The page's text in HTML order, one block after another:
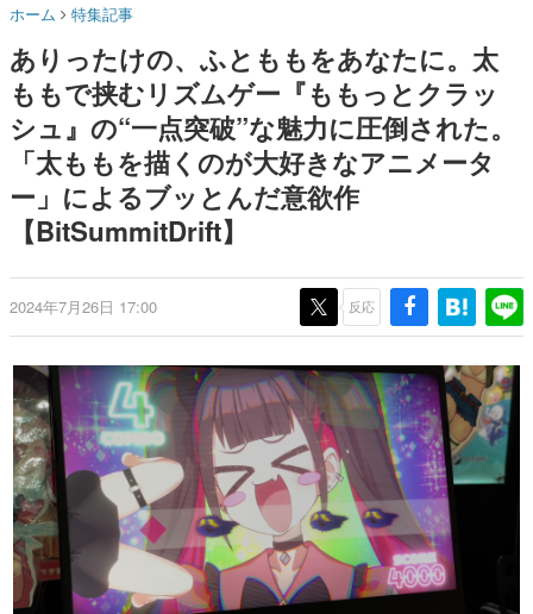
日本のコンテンツ産業やカルチャーに与えた影響を探る企
画です。
日本モバイルゲーム産業史
日本のモバイルゲーム史における主要なトピック・タイト
ルを網羅するほか、開発者へのインタビューや識者による
解説を掲載。約20年の歴史が一望できる決定版！
若ゲのいたり〜ゲームクリエイターの青春〜
『うつヌケ』『ペンと箸』等で知られるマンガ家・田中圭
一先生によるゲーム業界レポートマンガです。
なんでゲームは面白い？
ゲーム開発者・hamatsu氏がゲームの魅力を画面や操作の
具体的な形から解き明かしていく、硬派で骨太な評論連載
ゲームが変えた日本語
「経験値」「裏技」「ラスボス」… ゲームにまつわる言葉
の起源や用法の変遷を、コンピューター文化史研究家・タ
イニーP氏が徹底調査。
カテゴリ
特集記事
マンガ
なじみの緩衝材が会社の名前に
ホーム 特集記事
ありったけの、ふとももをあなたに。太
ももで挟むリズムゲー『ももっとクラッ
シュ』の“一点突破”な魅力に圧倒された。
「太ももを描くのが大好きなアニメータ
ー」によるブッとんだ意欲作
【BitSummitDrift】
2024年7月26日 17:00 反応